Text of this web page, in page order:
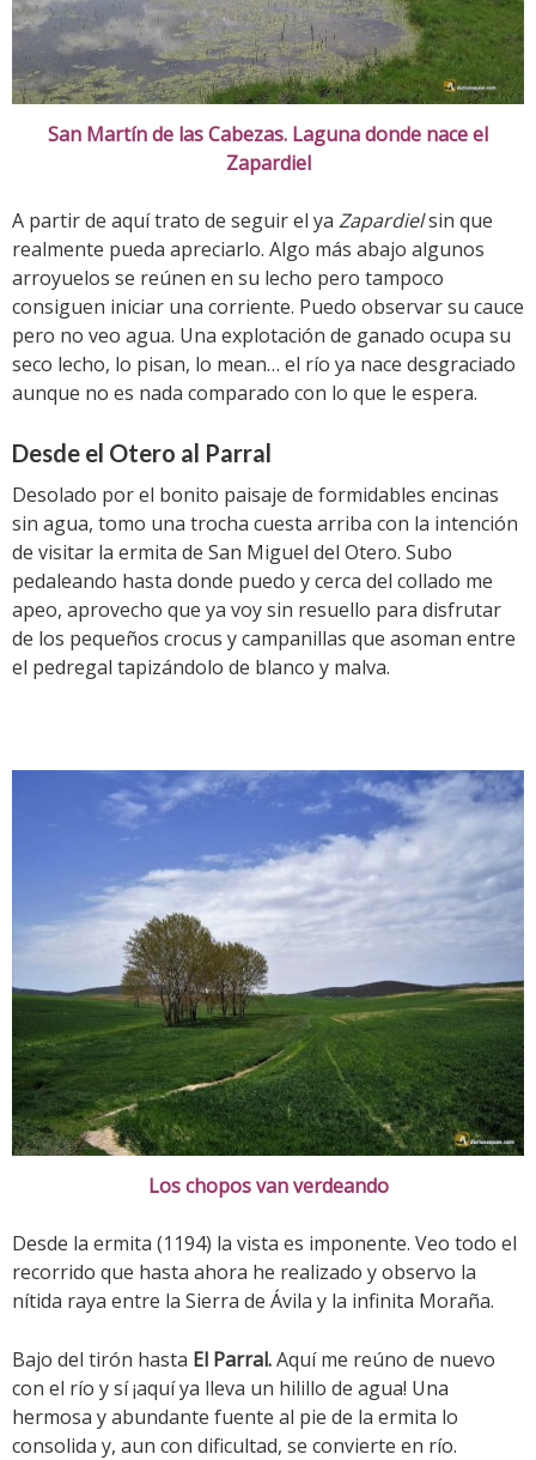
San Martín de las Cabezas. Laguna donde nace el
Zapardiel
A partir de aquí trato de seguir el ya Zapardielsin que
realmente pueda apreciarlo. Algo más abajo algunos
arroyuelos se reúnen en su lecho pero tampoco
consiguen iniciar una corriente. Puedo observar su cauce
pero no veo agua. Una explotación de ganado ocupa su
seco lecho, lo pisan, lo mean… el río ya nace desgraciado
aunque no es nada comparado con lo que le espera.
Desde el Otero al Parral
Desolado por el bonito paisaje de formidables encinas
sin agua, tomo una trocha cuesta arriba con la intención
de visitar la ermita de San Miguel del Otero. Subo
pedaleando hasta donde puedo y cerca del collado me
apeo, aprovecho que ya voy sin resuello para disfrutar
de los pequeños crocus y campanillas que asoman entre
el pedregal tapizándolo de blanco y malva.
Los chopos van verdeando
Desde la ermita (1194) la vista es imponente. Veo todo el
recorrido que hasta ahora he realizado y observo la
nítida raya entre la Sierra de Ávila y la infinita Moraña.
Bajo del tirón hasta El Parral.Aquí me reúno de nuevo
con el río y sí ¡aquí ya lleva un hilillo de agua! Una
hermosa y abundante fuente al pie de la ermita lo
consolida y, aun con dificultad, se convierte en río.